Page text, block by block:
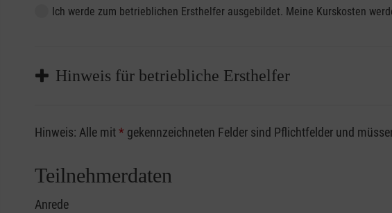
Ich werde zum betrieblichen Ersthelfer ausgebildet. Meine Kurskosten
Hinweis für betriebliche Ersthelfer
Sofern Sie ein Kostenübernahmeverfahren Ihrer
vorliegen müssen. Andernfalls erfolgt eine Abrechnung der vollen
Hinweis: Alle mit* gekennzeichneten Felder sind Pflichtfelder und
Teilnehmerdaten
Anrede